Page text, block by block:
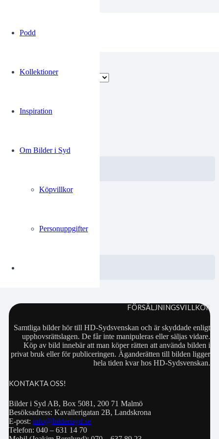
Podd
Kollektioner
Inspiration
Om Bilder i Syd
Köpvillkor
Personuppgifter
Översvämmning
MO075
VISA / KÖP
0.00 kr
FÖRSÄLJNINGSVILLKOR
Samtliga bilder hör till HD-Sydsvenskan och är skyddade enligt
upphovsrättslagen. De får inte manipuleras eller säljas vidare.
Köp av bild innebär att man köper rätten att använda bilden i
privat bruk eller för publiceringen. Äganderätten till bilden ligger
hela tiden kvar hos HD-Sydsvenskan.
KONTAKTA OSS!
Bilder i Syd AB, Box 5081, 200 71 Malmö
Besöksadress: Kavallerigatan 2B, Landskrona
E-post: info@bilderisyd.se
Telefon: 040 – 631 14 70